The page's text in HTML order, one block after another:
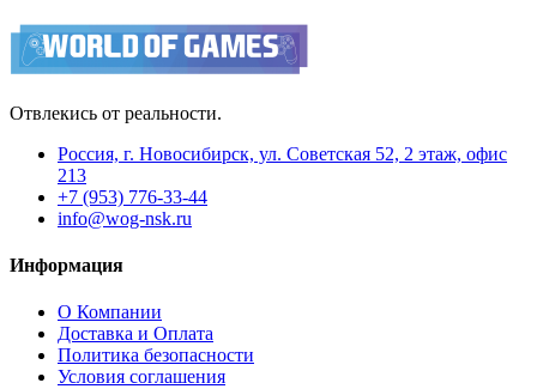
Отвлекись от реальности.
Россия, г. Новосибирск, ул. Советская 52, 2 этаж, офис
213
+7 (953) 776-33-44
info@wog-nsk.ru
Информация
О Компании
Доставка и Оплата
Политика безопасности
Условия соглашения